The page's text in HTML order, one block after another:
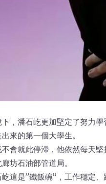
，潘石屹更加堅定了努力
來的第一個大學生。
會就此停滯，他依然每天
坊石油部管道局。
這是”鐵飯碗”，工作穩定、